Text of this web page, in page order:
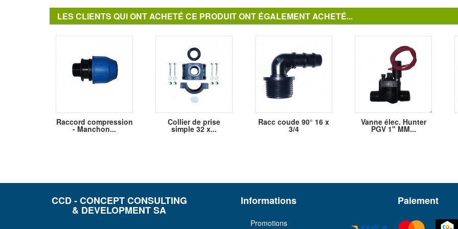
LES CLIENTS QUI ONT ACHETÉ CE PRODUIT ONT ÉGALEMENT ACHETÉ...
Raccord compression
- Manchon...
Collier de prise
simple 32 x...
Racc coude 90° 16 x
3/4
Vanne élec. Hunter
PGV 1" MM...
CCD - CONCEPT CONSULTING
& DEVELOPMENT SA
Informations
Promotions
Paiement